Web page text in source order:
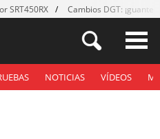
SRT450RX Cambios DGT: ¡guantes!
NOTICIAS VÍDEOS